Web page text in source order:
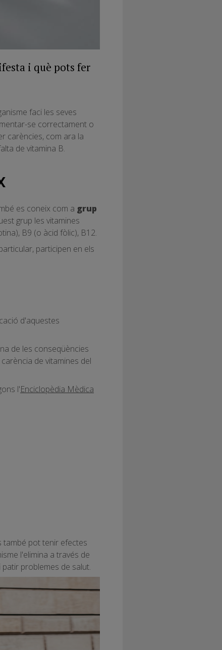
i què pots fer
faci les seves
se correctament o
carències, com ara la
de vitamina B.
es coneix com a grup
grup les vitamines
B9 (o àcid fòlic), B12.
participen en els
d'aquestes
de les conseqüències
de vitamines del
l'Enciclopèdia Mèdica
també pot tenir efectes
l'elimina a través de
problemes de salut.